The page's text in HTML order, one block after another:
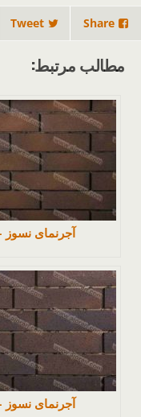
Share
Tweet
مطالب مرتبط:
آجرنمای
آجرنمای